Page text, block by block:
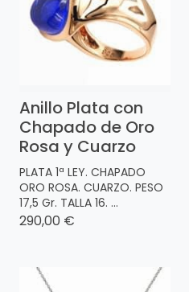
Anillo Plata con
Chapado de Oro
Rosa y Cuarzo
PLATA 1ª LEY. CHAPADO
ORO ROSA. CUARZO. PESO
17,5 Gr. TALLA 16. ...
290,00 €